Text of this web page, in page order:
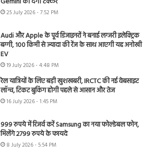
25 July 2026 - 7:52 PM
Audi और Apple के पूर्व डिजाइनरों ने बनाई लग्जरी इलेक्ट्रिक
बग्गी, 100 किमी से ज्यादा की रेंज के साथ आएगी यह अनोखी
EV
19 July 2026 - 4:48 PM
रेल यात्रियों के लिए बड़ी खुशखबरी, IRCTC की नई वेबसाइट
लॉन्च, टिकट बुकिंग होगी पहले से आसान और तेज
16 July 2026 - 1:45 PM
999 रुपये में रिजर्व करें Samsung का नया फोल्डेबल फोन,
मिलेंगे 2799 रुपये के फायदे
8 July 2026 - 5:54 PM